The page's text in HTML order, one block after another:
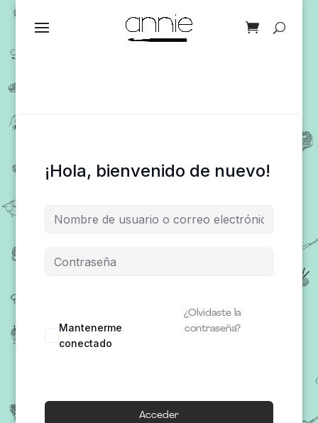
¡Hola, bienvenido de nuevo!
Mantenerme
conectado
¿Olvidaste la
contraseña?
Acceder